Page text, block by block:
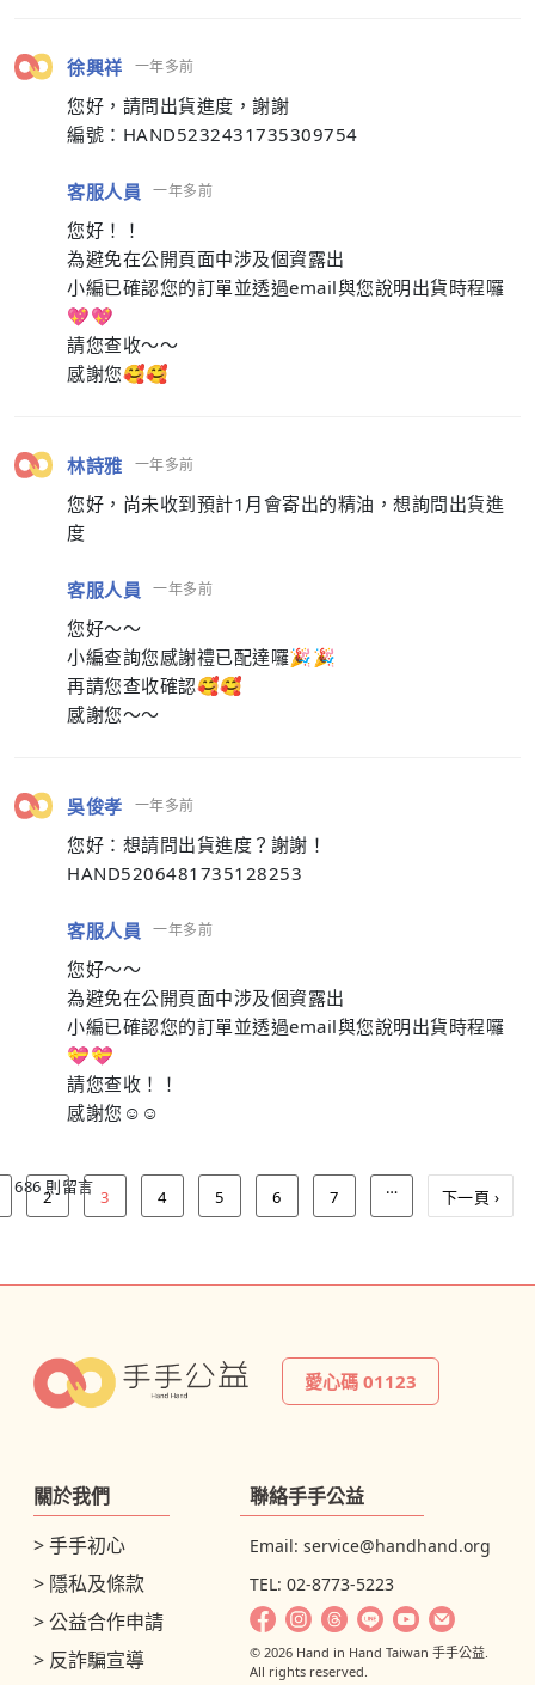
徐興祥 一年多前
您好，請問出貨進度，謝謝
編號：HAND5232431735309754
客服人員 一年多前
您好！！
為避免在公開頁面中涉及個資露出
小編已確認您的訂單並透過email與您說明出貨時程囉
💖💖
請您查收～～
感謝您🥰🥰
林詩雅 一年多前
您好，尚未收到預計1月會寄出的精油，想詢問出貨進
度
客服人員 一年多前
您好～～
小編查詢您感謝禮已配達囉🎉🎉
再請您查收確認🥰🥰
感謝您～～
吳俊孝 一年多前
您好：想請問出貨進度？謝謝！
HAND5206481735128253
客服人員 一年多前
您好～～
為避免在公開頁面中涉及個資露出
小編已確認您的訂單並透過email與您說明出貨時程囉
💝💝
請您查收！！
感謝您☺️☺️
686 則留言
2 3 4 5 6 7 … 下一頁 ›
愛心碼 01123
關於我們
> 手手初心
> 隱私及條款
> 公益合作申請
> 反詐騙宣導
聯絡手手公益
Email:service@handhand.org
TEL: 02-8773-5223
© 2026 Hand in Hand Taiwan 手手公益.
All rights reserved.